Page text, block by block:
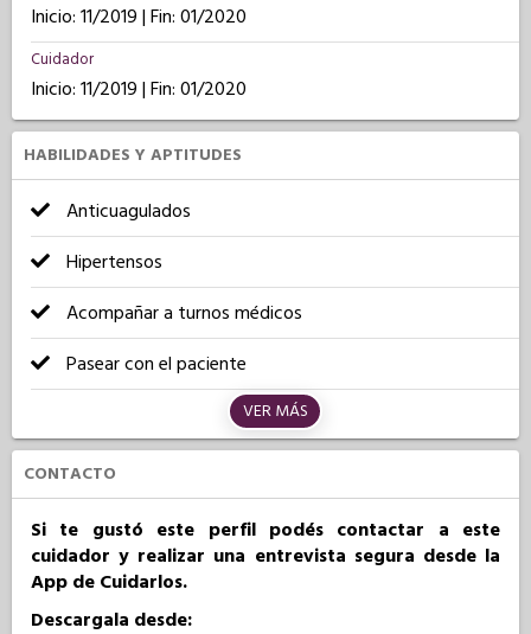
Inicio: 11/2019 | Fin: 01/2020
Cuidador
Inicio: 11/2019 | Fin: 01/2020
HABILIDADES Y APTITUDES
Anticuagulados
Hipertensos
Acompañar a turnos médicos
Pasear con el paciente
VER MÁS
CONTACTO
Si te gustó este perfil podés contactar a este
cuidador y realizar una entrevista segura desde la
App de Cuidarlos.
Descargala desde: